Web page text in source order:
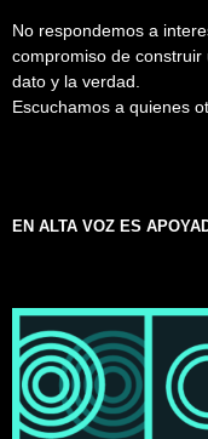
No respondemos a
compromiso de
dato y la verdad.
Escuchamos a quienes
EN ALTA VOZ ES